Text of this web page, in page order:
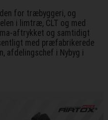
for træbyggeri, og
i limtræ, CLT og med
aftrykket og samtidigt
med præfabrikerede
afdelingschef i Nybyg i